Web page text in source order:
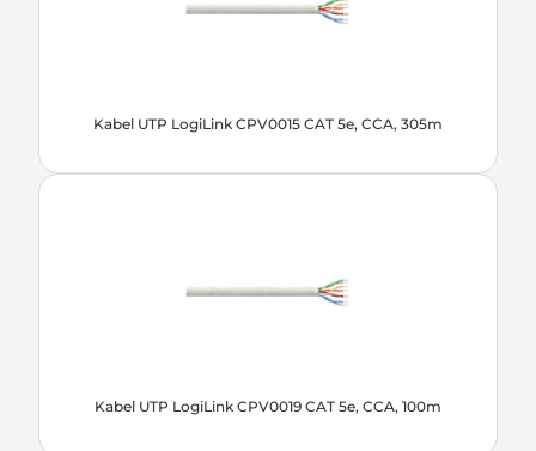
Kabel UTP LogiLink CPV0015 CAT 5e, CCA, 305m
Kabel UTP LogiLink CPV0019 CAT 5e, CCA, 100m